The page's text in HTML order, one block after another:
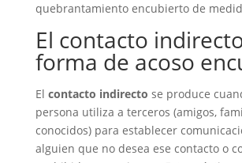
quebrantamiento encubierto de
El contacto
forma de acoso
El contacto indirecto se produce
persona utiliza a terceros (amigos,
conocidos) para establecer
alguien que no desea ese contacto o